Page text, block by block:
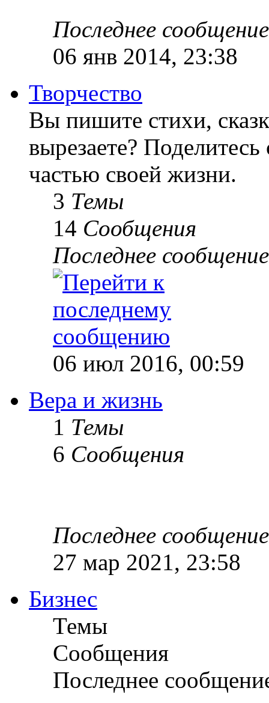
Последнее сообщение
06 янв 2014, 23:38
Творчество
Вы пишите стихи,
вырезаете?
частью своей жизни.
3 Темы
14 Сообщения
Последнее сообщение
06 июл 2016, 00:59
Вера и жизнь
1 Темы
6 Сообщения
Последнее сообщение
27 мар 2021, 23:58
Бизнес
Темы
Сообщения
Последнее